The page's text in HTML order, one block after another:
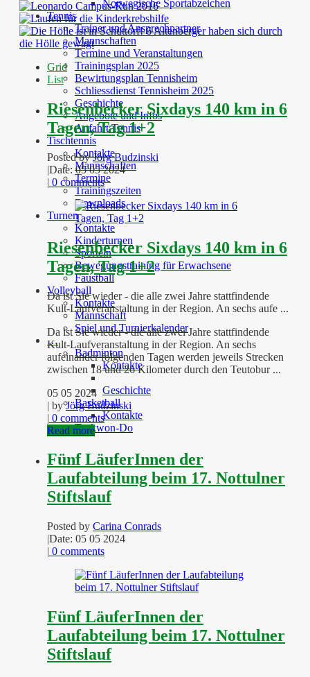
Norwegische Sportabzeichen
Tennis
Trainer und Ansprechpartner
Mannschaften
Termine und Veranstaltungen
Trainingsplan 2025
Bewirtungsplan Tennisheim
Schliessdienst Tennisheim 2025
Geschichte
Angebote und Infos
Anfahrt Tennis
Tischtennis
Kontakte
Mannschaften
Termine
Trainingszeiten
Downloads
Turnen
Kontakte
Kinderturnen
Sporteln
Bewegungstraining für Erwachsene
Faustball
Volleyball
Kontakte
Mannschaft
Spiel und Turnierkalender
…
Badminton
Kontakte
Geschichte
Basketball
Kontakte
Taekwon-Do
Grid
List
Riesenbecker Sixdays 140 km in 6
Tagen, Tag 1+2
Posted byJörg Budzinski
|Date: 05 05 2024
| 0 comments
Riesenbecker Sixdays 140 km in 6
Tagen, Tag 1+2
Da ist Sie wieder - die alle zwei Jahre stattfindende
Kult-Laufveranstaltung in der Region. An sechs aufe ...
Da ist Sie wieder - die alle zwei Jahre stattfindende
Kult-Laufveranstaltung in der Region. An sechs
aufeinander folgenden Tagen werden jeweils Strecken
zwischen 18 und 26 Kilometer durch den Teutobur ...
05 05 2024
| byJörg Budzinski
| 0 comments
Read more
Fünf LäuferInnen der
Laufabteilung beim 17. Nottulner
Stiftslauf
Posted by Carina Conrads
|Date: 05 05 2024
| 0 comments
Fünf LäuferInnen der
Laufabteilung beim 17. Nottulner
Stiftslauf